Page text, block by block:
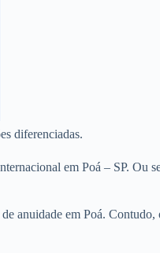
diferenciadas.
em Poá – SP. Ou
anuidade em Poá.